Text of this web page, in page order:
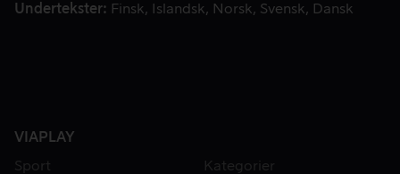
Undertekster
Finsk Islandsk Norsk Svensk Dansk
VIAPLAY
Sport
Kategorier